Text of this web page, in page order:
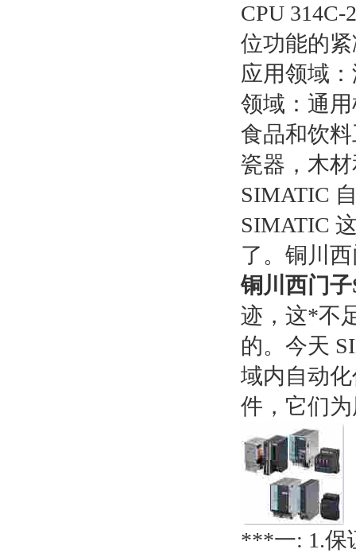
CPU
位功能的
应用领域
领域：通
食品和饮
瓷器，木
SIMATIC
SIMATIC
了。铜川
铜川西门子
迹，这*不
的。今天
域内自动
件，它们
***一: 1.保